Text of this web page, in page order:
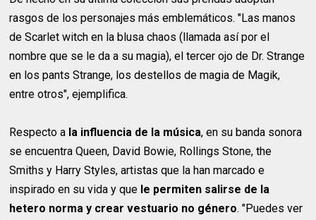
rasgos de los personajes más emblemáticos. "Las manos
de Scarlet witch en la blusa chaos (llamada así por el
nombre que se le da a su magia), el tercer ojo de Dr. Strange
en los pants Strange, los destellos de magia de Magik,
entre otros", ejemplifica.
Respecto a la influencia de la música, en su banda sonora
se encuentra Queen, David Bowie, Rollings Stone, the
Smiths y Harry Styles, artistas que la han marcado e
inspirado en su vida y que le permiten salirse de la
hetero norma y crear vestuario no género. "Puedes ver